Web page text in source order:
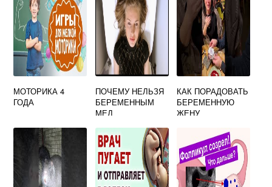
МОТОРИКА 4
ГОДА
ПОЧЕМУ НЕЛЬЗЯ
БЕРЕМЕННЫМ
МЕД
КАК ПОРАДОВАТЬ
БЕРЕМЕННУЮ
ЖЕНУ